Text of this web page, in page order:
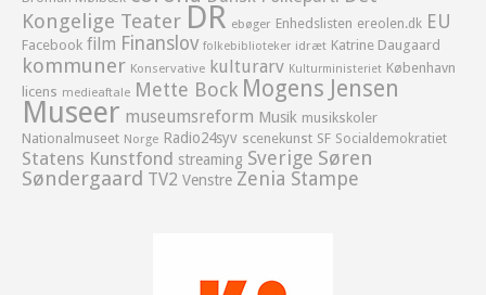
Kongelige Teater DR ebøger Enhedslisten ereolen.dk EU
Facebook film Finanslov folkebiblioteker idræt Katrine Daugaard
kommuner Konservative kulturarv Kulturministeriet København
licens medieaftale Mette Bock Mogens Jensen
Museer museumsreform Musik musikskoler
Nationalmuseet Norge Radio24syv scenekunst SF Socialdemokratiet
Statens Kunstfond streaming Sverige Søren
Søndergaard TV2 Venstre Zenia Stampe